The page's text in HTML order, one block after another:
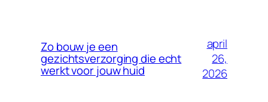
Zo bouw je een
gezichtsverzorging die echt
werkt voor jouw huid
april
26,
2026